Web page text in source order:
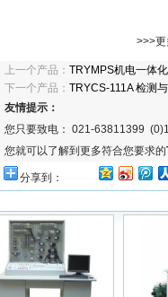
>>>更
上一个产品： TRYMPS机电一体
下一个产品： TRYCS-111A 检测
友情提示：
您只要致电： 021-63811399
您就可以了解到更多符合您要求的
分享到：